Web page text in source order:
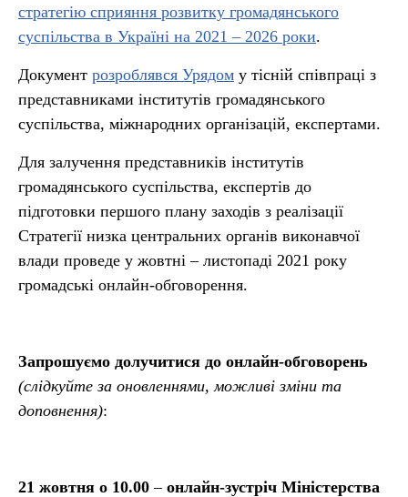
стратегію сприяння розвитку громадянського
суспільства в Україні на 2021 – 2026 роки.
Документ розроблявся Урядом у тісній співпраці з
представниками інститутів громадянського
суспільства, міжнародних організацій, експертами.
Для залучення представників інститутів
громадянського суспільства, експертів до
підготовки першого плану заходів з реалізації
Стратегії низка центральних органів виконавчої
влади проведе у жовтні – листопаді 2021 року
громадські онлайн-обговорення.
Запрошуємо долучитися до онлайн-обговорень
(слідкуйте за оновленнями, можливі зміни та
доповнення):
21 жовтня о 10.00– онлайн-зустріч Міністерства